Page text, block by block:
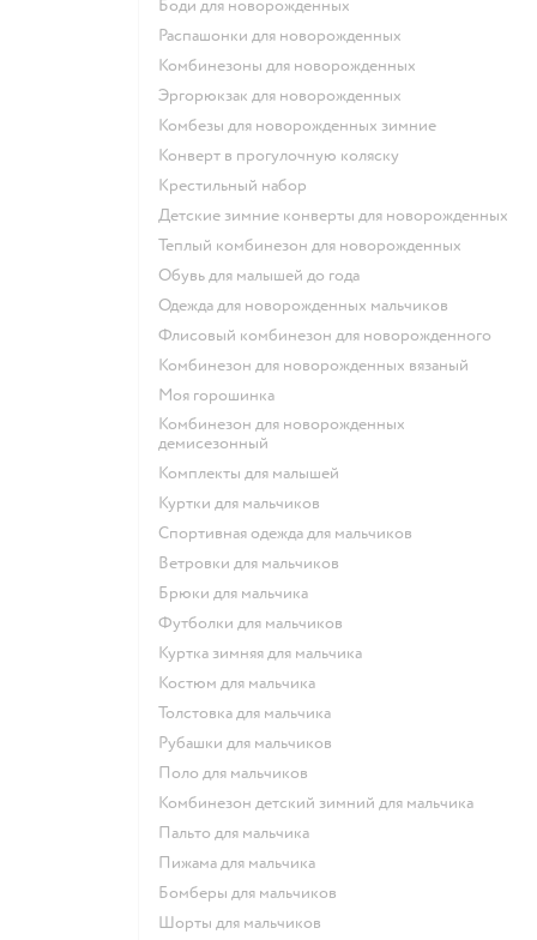
Боди для новорожденных
Распашонки для новорожденных
Комбинезоны для новорожденных
Эргорюкзак для новорожденных
Комбезы для новорожденных зимние
Конверт в прогулочную коляску
Крестильный набор
Детские зимние конверты для новорожденных
Теплый комбинезон для новорожденных
Обувь для малышей до года
Одежда для новорожденных мальчиков
Флисовый комбинезон для новорожденного
Комбинезон для новорожденных вязаный
Моя горошинка
Комбинезон для новорожденных
демисезонный
Комплекты для малышей
Куртки для мальчиков
Спортивная одежда для мальчиков
Ветровки для мальчиков
Брюки для мальчика
Футболки для мальчиков
Куртка зимняя для мальчика
Костюм для мальчика
Толстовка для мальчика
Рубашки для мальчиков
Поло для мальчиков
Комбинезон детский зимний для мальчика
Пальто для мальчика
Пижама для мальчика
Бомберы для мальчиков
Шорты для мальчиков